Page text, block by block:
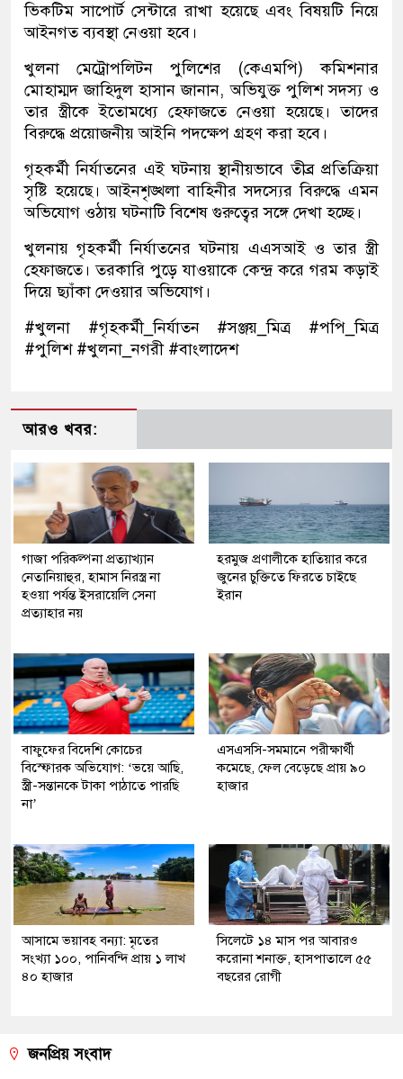
ভিকটিম সাপোর্ট সেন্টারে রাখা হয়েছে এবং বিষয়টি নিয়ে
আইনগত ব্যবস্থা নেওয়া হবে।
খুলনা মেট্রোপলিটন পুলিশের (কেএমপি) কমিশনার
মোহাম্মদ জাহিদুল হাসান জানান, অভিযুক্ত পুলিশ সদস্য ও
তার স্ত্রীকে ইতোমধ্যে হেফাজতে নেওয়া হয়েছে। তাদের
বিরুদ্ধে প্রয়োজনীয় আইনি পদক্ষেপ গ্রহণ করা হবে।
গৃহকর্মী নির্যাতনের এই ঘটনায় স্থানীয়ভাবে তীব্র প্রতিক্রিয়া
সৃষ্টি হয়েছে। আইনশৃঙ্খলা বাহিনীর সদস্যের বিরুদ্ধে এমন
অভিযোগ ওঠায় ঘটনাটি বিশেষ গুরুত্বের সঙ্গে দেখা হচ্ছে।
খুলনায় গৃহকর্মী নির্যাতনের ঘটনায় এএসআই ও তার স্ত্রী
হেফাজতে। তরকারি পুড়ে যাওয়াকে কেন্দ্র করে গরম কড়াই
দিয়ে ছ্যাঁকা দেওয়ার অভিযোগ।
#খুলনা #গৃহকর্মী_নির্যাতন #সঞ্জয়_মিত্র #পপি_মিত্র
#পুলিশ #খুলনা_নগরী #বাংলাদেশ
আরও খবর:
গাজা পরিকল্পনা প্রত্যাখ্যান
নেতানিয়াহুর, হামাস নিরস্ত্র না
হওয়া পর্যন্ত ইসরায়েলি সেনা
প্রত্যাহার নয়
হরমুজ প্রণালীকে হাতিয়ার করে
জুনের চুক্তিতে ফিরতে চাইছে
ইরান
বাফুফের বিদেশি কোচের
বিস্ফোরক অভিযোগ: ‘ভয়ে আছি,
স্ত্রী-সন্তানকে টাকা পাঠাতে পারছি
না’
এসএসসি-সমমানে পরীক্ষার্থী
কমেছে, ফেল বেড়েছে প্রায় ৯০
হাজার
আসামে ভয়াবহ বন্যা: মৃতের
সংখ্যা ১০০, পানিবন্দি প্রায় ১ লাখ
৪০ হাজার
সিলেটে ১৪ মাস পর আবারও
করোনা শনাক্ত, হাসপাতালে ৫৫
বছরের রোগী
জনপ্রিয় সংবাদ